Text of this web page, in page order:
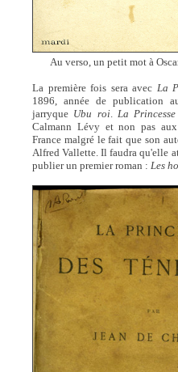
Au verso, un petit mot à
La première fois sera avec La
1896, année de publication
jarryque Ubu roi La
Calmann Lévy et non pas
France malgré le fait que son
Alfred Vallette. Il faudra qu'elle
publier un premier roman : Les